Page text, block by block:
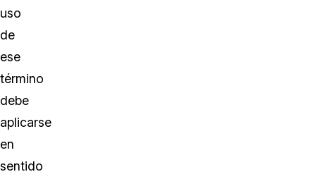
uso
de
ese
término
debe
aplicarse
en
sentido